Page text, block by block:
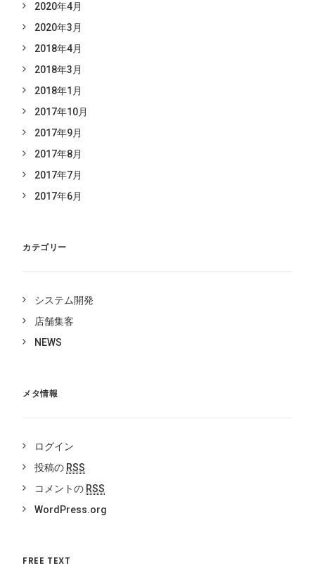
2020年4月
2020年3月
2018年4月
2018年3月
2018年1月
2017年10月
2017年9月
2017年8月
2017年7月
2017年6月
カテゴリー
システム開発
店舗集客
NEWS
メタ情報
ログイン
投稿の RSS
コメントの RSS
WordPress.org
FREE TEXT